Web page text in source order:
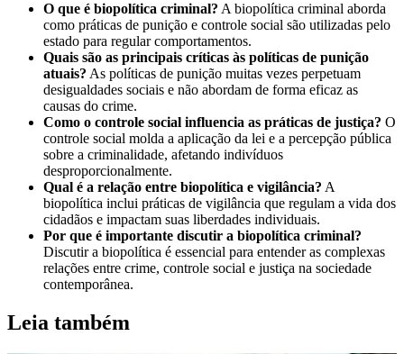
O que é biopolítica criminal? A biopolítica criminal aborda
como práticas de punição e controle social são utilizadas pelo
estado para regular comportamentos.
Quais são as principais críticas às políticas de punição
atuais? As políticas de punição muitas vezes perpetuam
desigualdades sociais e não abordam de forma eficaz as
causas do crime.
Como o controle social influencia as práticas de justiça? O
controle social molda a aplicação da lei e a percepção pública
sobre a criminalidade, afetando indivíduos
desproporcionalmente.
Qual é a relação entre biopolítica e vigilância? A
biopolítica inclui práticas de vigilância que regulam a vida dos
cidadãos e impactam suas liberdades individuais.
Por que é importante discutir a biopolítica criminal?
Discutir a biopolítica é essencial para entender as complexas
relações entre crime, controle social e justiça na sociedade
contemporânea.
Leia também